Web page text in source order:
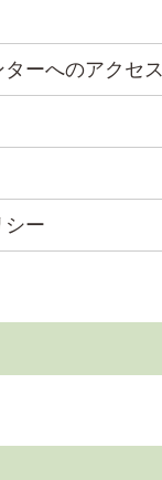
ーへのアクセス
シー